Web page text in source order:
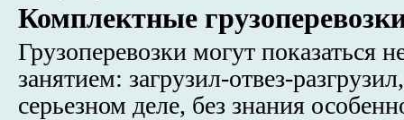
Комплектные
Грузоперевозки могут показаться
занятием: загрузил-отвез-
серьезном деле, без знания